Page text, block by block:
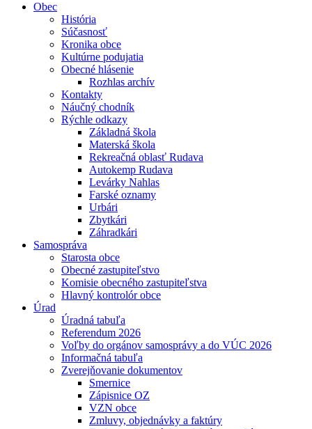
Obec
História
Súčasnosť
Kronika obce
Kultúrne podujatia
Obecné hlásenie
Rozhlas archív
Kontakty
Náučný chodník
Rýchle odkazy
Základná škola
Materská škola
Rekreačná oblasť Rudava
Autokemp Rudava
Levárky Nahlas
Farské oznamy
Urbári
Zbytkári
Záhradkári
Samospráva
Starosta obce
Obecné zastupiteľstvo
Komisie obecného zastupiteľstva
Hlavný kontrolór obce
Úrad
Úradná tabuľa
Referendum 2026
Voľby do orgánov samosprávy a do VÚC 2026
Informačná tabuľa
Zverejňovanie dokumentov
Smernice
Zápisnice OZ
VZN obce
Zmluvy, objednávky a faktúry